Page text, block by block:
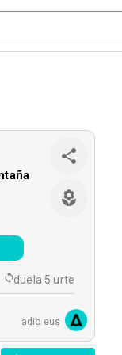
duela 5 urte
adio.eus